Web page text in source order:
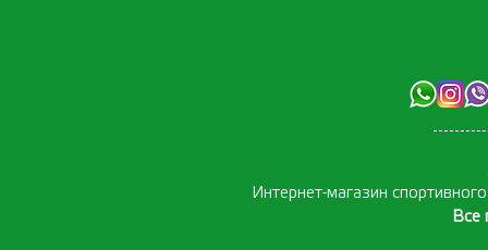
Интернет-магазин
Все